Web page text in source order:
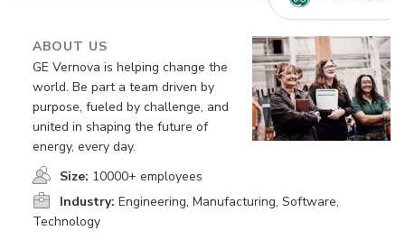
ABOUT US
GE Vernova is helping change the
world. Be part a team driven by
purpose, fueled by challenge, and
united in shaping the future of
energy, every day.
Size: 10000+ employees
Industry: Engineering, Manufacturing, Software,
Technology